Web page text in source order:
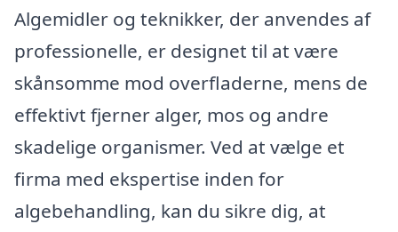
Algemidler og teknikker, der anvendes af
professionelle, er designet til at være
skånsomme mod overfladerne, mens de
effektivt fjerner alger, mos og andre
skadelige organismer. Ved at vælge et
firma med ekspertise inden for
algebehandling, kan du sikre dig, at